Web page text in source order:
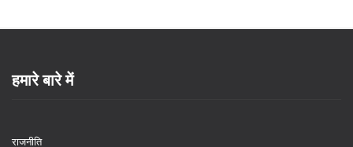
हमारे बारे में
राजनीति